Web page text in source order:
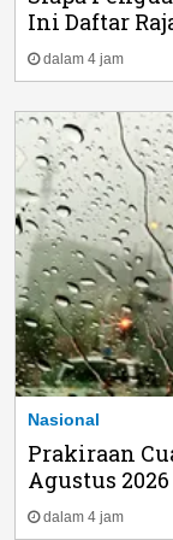
Ini Daftar
dalam 4 jam
Nasional
Prakiraan
Agustus
dalam 4 jam